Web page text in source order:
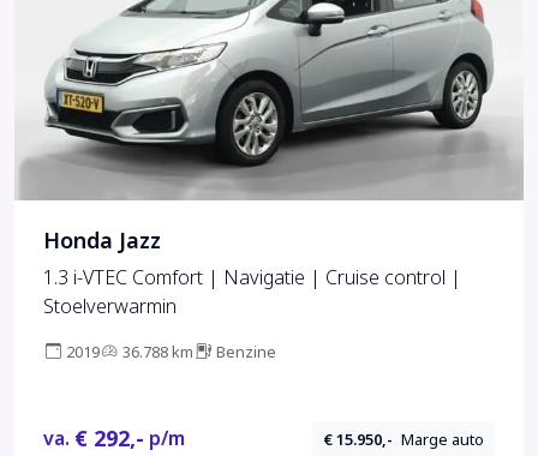
Honda Jazz
1.3 i-VTEC Comfort | Navigatie | Cruise control |
Stoelverwarmin
2019 36.788 km Benzine
va. € 292,- p/m € 15.950,- Marge auto